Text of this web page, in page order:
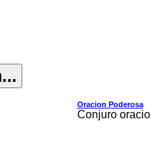
Oracion Poderosa
Conjuro